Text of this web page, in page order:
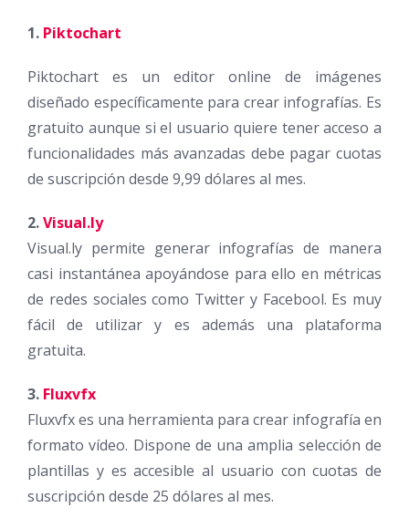
1. Piktochart
Piktochart es un editor online de imágenes
diseñado específicamente para crear infografías. Es
gratuito aunque si el usuario quiere tener acceso a
funcionalidades más avanzadas debe pagar cuotas
de suscripción desde 9,99 dólares al mes.
2.Visual.ly
Visual.ly permite generar infografías de manera
casi instantánea apoyándose para ello en métricas
de redes sociales como Twitter y Facebool. Es muy
fácil de utilizar y es además una plataforma
gratuita.
3. Fluxvfx
Fluxvfx es una herramienta para crear infografía en
formato vídeo. Dispone de una amplia selección de
plantillas y es accesible al usuario con cuotas de
suscripción desde 25 dólares al mes.